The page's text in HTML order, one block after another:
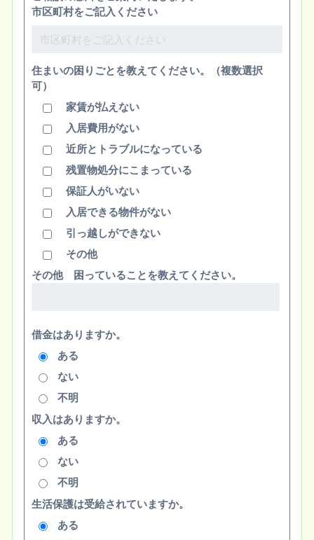
市区町村をご記入ください
住まいの困りごとを教えてください。（複数選択
可）
家賃が払えない
入居費用がない
近所とトラブルになっている
残置物処分にこまっている
保証人がいない
入居できる物件がない
引っ越しができない
その他
その他 困っていることを教えてください。
借金はありますか。
ある
ない
不明
収入はありますか。
ある
ない
不明
生活保護は受給されていますか。
ある